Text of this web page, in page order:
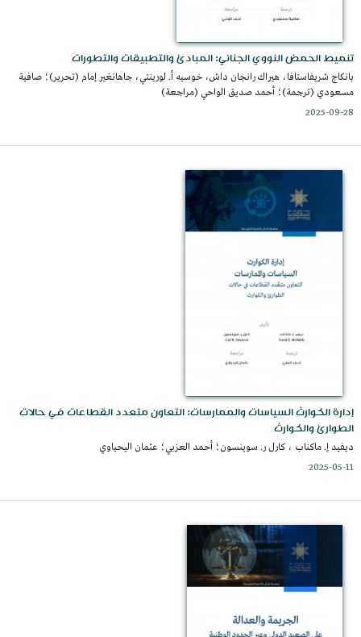
تنميط الحمض النووي الجنائي: المبادئ والتطبيقات والتطورات
بانكاج شريفاستافا، هيراك رانجان داش، خوسيه أ. لورينتي، جاهانغير إمام (تحرير)؛ صافية
مسعودي (ترجمة)؛ أحمد صديق الواحي (مراجعة)
2025-09-28
إدارة الكوارث السياسات والممارسات: التعاون متعدد القطاعات في حالات
الطوارئ والكوارث
ديفيد إ. ماكناب ، كارل ر. سوينسون؛ أحمد العزبي؛ عثمان اليحياوي
2025-05-11